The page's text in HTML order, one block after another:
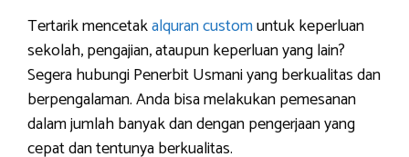
Tertarik mencetakalquran customuntuk keperluan
sekolah, pengajian, ataupun keperluan yang lain?
Segera hubungi Penerbit Usmani yang berkualitas dan
berpengalaman. Anda bisa melakukan pemesanan
dalam jumlah banyak dan dengan pengerjaan yang
cepat dan tentunya berkualitas.